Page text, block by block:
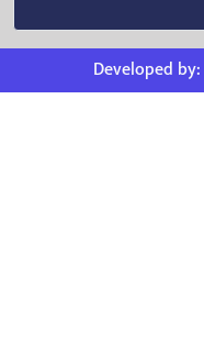
Developed by: